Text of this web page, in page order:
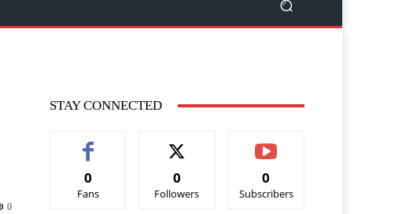
0
STAY CONNECTED
0
Fans
0
Followers
0
Subscribers